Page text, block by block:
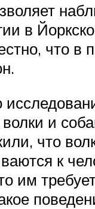
в
что в
волки и
что
к
им